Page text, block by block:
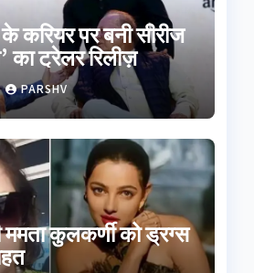
करियर पर बनी सीरीज
का ट्रेलर रिलीज़
PARSHV
ममता कुलकर्णी को ड्रग्स